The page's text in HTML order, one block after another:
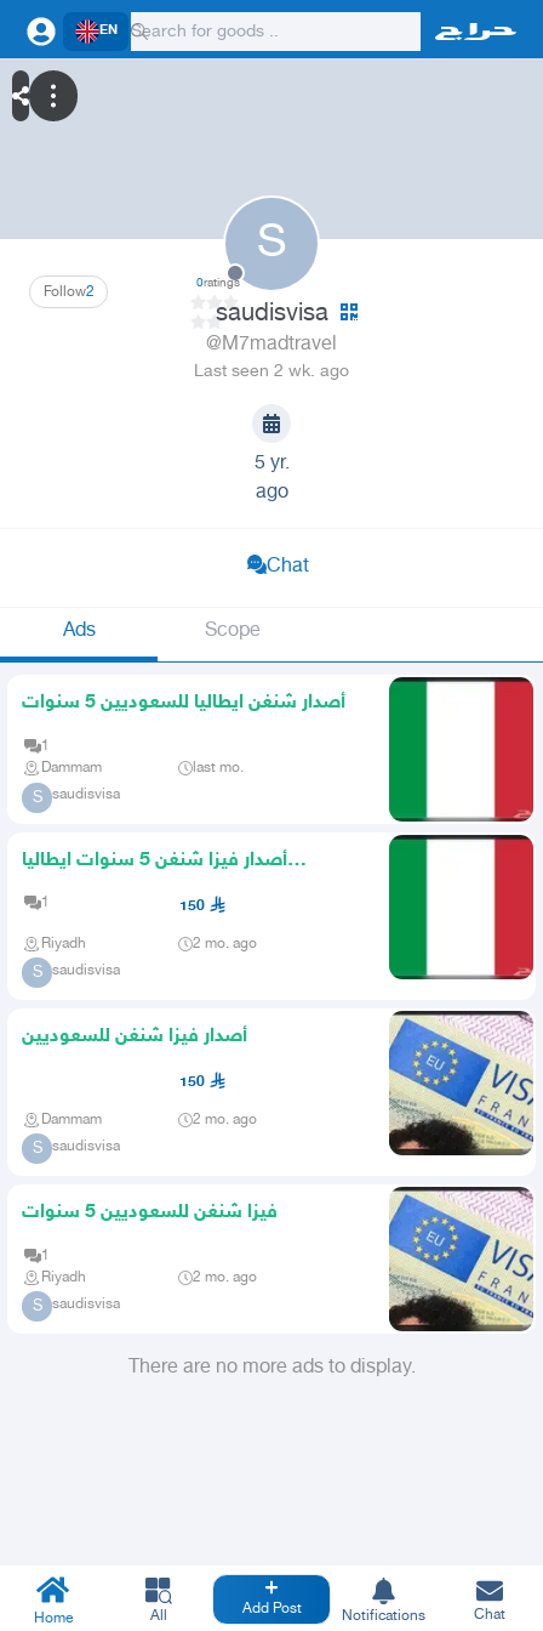
EN
S
2
Follow 0ratings
saudisvisa
@M7madtravel
Last seen 2 wk. ago
5 yr.
ago
Chat
Ads Scope
أصدار شنغن ايطاليا للسعوديين 5 سنوات
1
Dammam
last mo.
S saudisvisa
أصدار فيزا شنغن 5 سنوات ايطاليا
للسعوديين
1 150
Riyadh 2 mo. ago
S saudisvisa
أصدار فيزا شنغن للسعوديين
150
Dammam 2 mo. ago
S saudisvisa
فيزا شنغن للسعوديين 5 سنوات
1
Riyadh
2 mo. ago
S saudisvisa
There are no more ads to display.
Home All Add Post Notifications Chat